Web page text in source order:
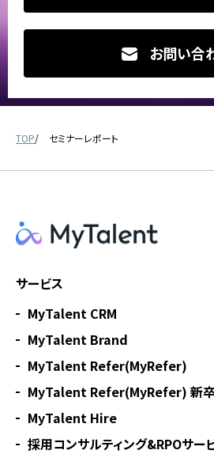
お問い合
TOP セミナーレポート
サービス
MyTalent CRM
MyTalent Brand
MyTalent Refer(MyRefer)
MyTalent Refer(MyRefer) 新卒
MyTalent Hire
採用コンサルティング&RPOサー